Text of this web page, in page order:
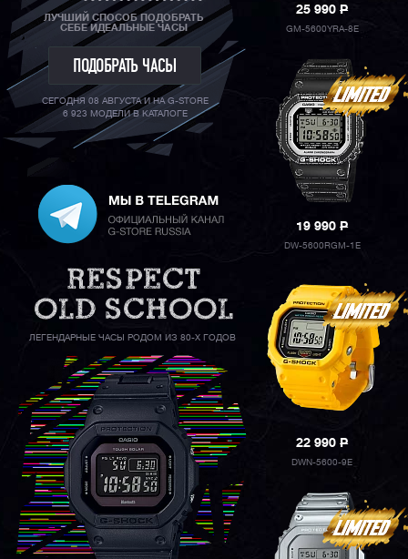
ЛУЧШИЙ СПОСОБ ПОДОБРАТЬ
СЕБЕ ИДЕАЛЬНЫЕ ЧАСЫ
ПОДОБРАТЬ ЧАСЫ
СЕГОДНЯ 08 АВГУСТА И НА G-STORE
6 923 МОДЕЛИ В КАТАЛОГЕ
ЛЕГЕНДАРНЫЕ ЧАСЫ РОДОМ ИЗ 80-Х ГОДОВ
25 990P
GM-5600YRA-8E
19 990P
DW-5600RGM-1E
22 990P
DWN-5600-9E